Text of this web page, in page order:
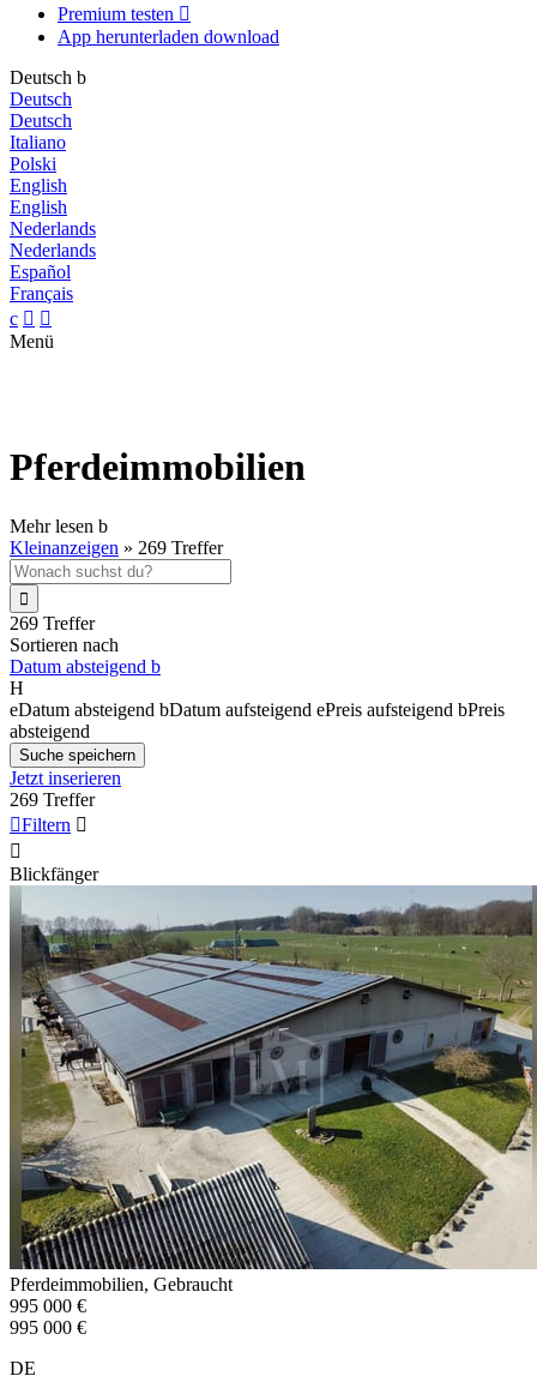
Premium testen 
App herunterladen download
Deutsch b
Deutsch
Deutsch
Italiano
Polski
English
English
Nederlands
Nederlands
Español
Français
c  
Menü
Pferdeimmobilien
Mehr lesen b
Kleinanzeigen » 269 Treffer

269 Treffer
Sortieren nach
Datum absteigend b
H
eDatum absteigend bDatum aufsteigend ePreis aufsteigend bPreis
absteigend
Suche speichern
Jetzt inserieren
269 Treffer
Filtern 

Blickfänger
Pferdeimmobilien, Gebraucht
995 000 €
995 000 €
DE